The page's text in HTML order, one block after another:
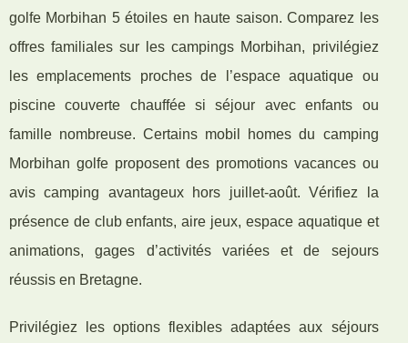
golfe Morbihan 5 étoiles en haute saison. Comparez les
offres familiales sur les campings Morbihan, privilégiez
les emplacements proches de l’espace aquatique ou
piscine couverte chauffée si séjour avec enfants ou
famille nombreuse. Certains mobil homes du camping
Morbihan golfe proposent des promotions vacances ou
avis camping avantageux hors juillet-août. Vérifiez la
présence de club enfants, aire jeux, espace aquatique et
animations, gages d’activités variées et de sejours
réussis en Bretagne.
Privilégiez les options flexibles adaptées aux séjours